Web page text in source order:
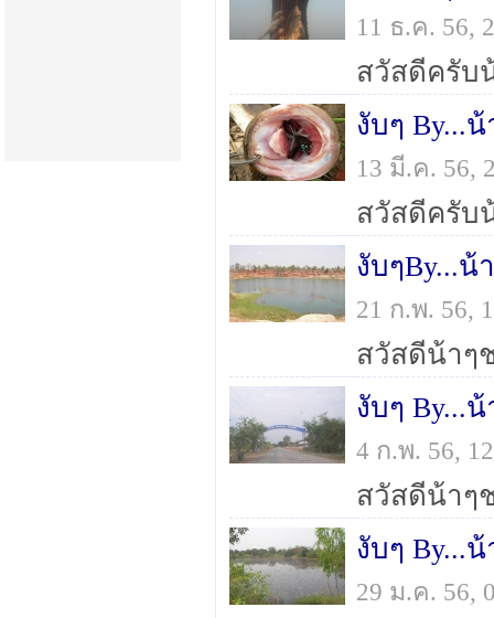
11 ธ.ค. 56,
งับๆ By...
13 มี.ค. 56,
งับๆBy...
21 ก.พ. 56,
งับๆ By...
4 ก.พ. 56,
งับๆ By...
29 ม.ค. 56,